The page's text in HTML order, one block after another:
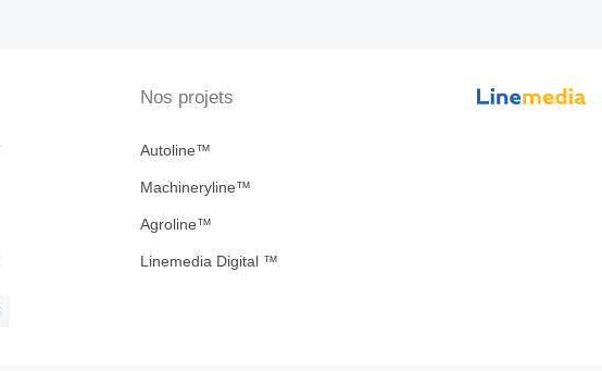
Nos projets
Autoline™
Machineryline™
Agroline™
Linemedia Digital ™